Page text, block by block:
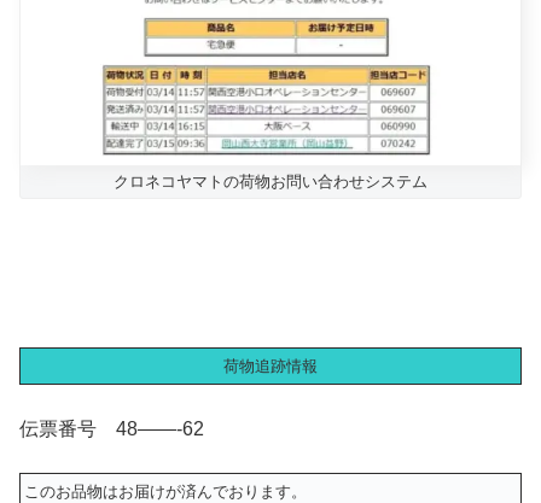
クロネコヤマトの荷物お問い合わせシステム
荷物追跡情報
伝票番号 48——-62
このお品物はお届けが済んでおります。